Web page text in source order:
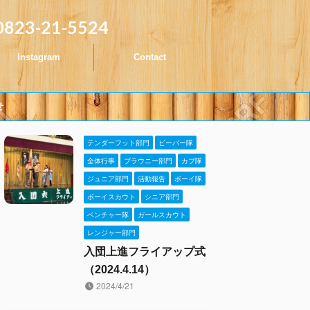
21-5524
Instagram Contact
テンダーフット部門
ビーバー隊
全体行事
ブラウニー部門
カブ隊
ジュニア部門
活動報告
ボーイ隊
ボーイスカウト
シニア部門
ベンチャー隊
ガールスカウト
レンジャー部門
入団上進フライアップ式
（2024.4.14）
2024/4/21